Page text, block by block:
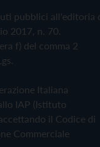
pubblici all'editoria
2017, n. 70.
f) del comma 2
Italiana
IAP (Istituto
il Codice di
Commerciale